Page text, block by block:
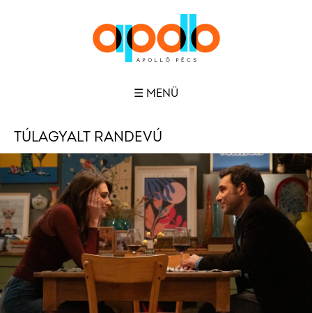
☰ MENÜ
TÚLAGYALT RANDEVÚ